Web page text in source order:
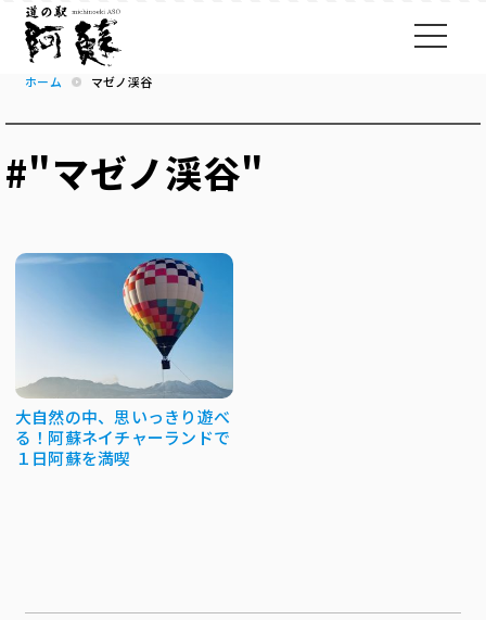
ホーム マゼノ渓谷
#"マゼノ渓谷"
大自然の中、思いっきり遊べ
る！阿蘇ネイチャーランドで
１日阿蘇を満喫